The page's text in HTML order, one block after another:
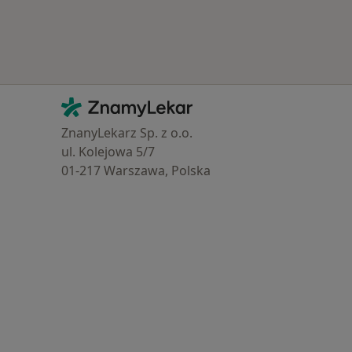
Kontakt
ZnamyLekar - Hlavní stránka
ZnanyLekarz Sp. z o.o.
ul. Kolejowa 5/7
01-217 Warszawa, Polska